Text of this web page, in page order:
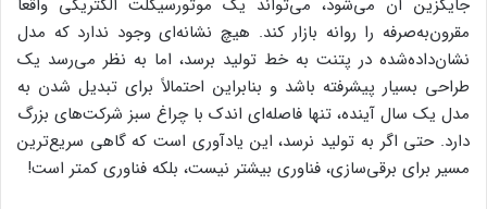
جایگزین آن می‌شود، می‌تواند یک موتورسیکلت الکتریکی واقعاً
مقرون‌به‌صرفه را روانه بازار کند. هیچ نشانه‌ای وجود ندارد که مدل
نشان‌داده‌شده در پتنت به خط تولید برسد، اما به نظر می‌رسد یک
طراحی بسیار پیشرفته باشد و بنابراین احتمالاً برای تبدیل شدن به
مدل یک سال آینده، تنها فاصله‌ای اندک با چراغ سبز شرکت‌های بزرگ
دارد. حتی اگر به تولید نرسد، این یادآوری است که گاهی سریع‌ترین
مسیر برای برقی‌سازی، فناوری بیشتر نیست، بلکه فناوری کمتر است!